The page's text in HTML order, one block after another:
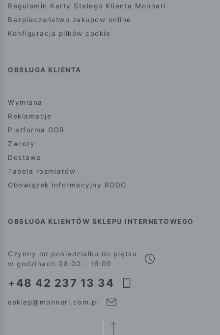
Regulamin Karty Stałego Klienta Monnari
Bezpieczeństwo zakupów online
Konfiguracja plików cookie
OBSŁUGA KLIENTA
Wymiana
Reklamacje
Platforma ODR
Zwroty
Dostawa
Tabela rozmiarów
Obowiązek informacyjny RODO
OBSŁUGA KLIENTÓW SKLEPU INTERNETOWEGO
Czynny od poniedziałku do piątku
w godzinach 08:00 - 16:00
+48 42 237 13 34
esklep@monnari.com.pl